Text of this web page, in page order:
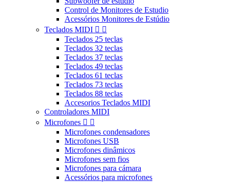
Control de Monitores de Estudio
Acessórios Monitores de Estúdio
Teclados MIDI  
Teclados 25 teclas
Teclados 32 teclas
Teclados 37 teclas
Teclados 49 teclas
Teclados 61 teclas
Teclados 73 teclas
Teclados 88 teclas
Accesorios Teclados MIDI
Controladores MIDI
Microfones  
Microfones condensadores
Microfones USB
Microfones dinâmicos
Microfones sem fios
Microfones para cámara
Acessórios para microfones